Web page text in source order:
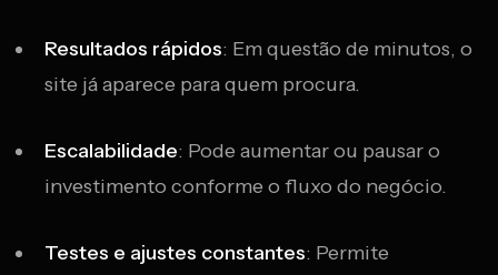
Resultados rápidos: Em questão de minutos, o
site já aparece para quem procura.
Escalabilidade: Pode aumentar ou pausar o
investimento conforme o fluxo do negócio.
Testes e ajustes constantes: Permite